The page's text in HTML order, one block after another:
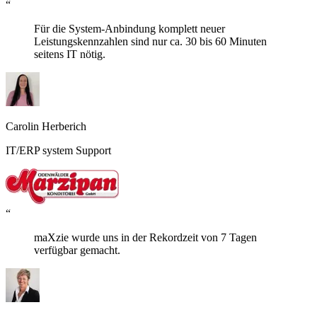
“
Für die System-Anbindung komplett neuer
Leistungskennzahlen sind nur ca. 30 bis 60 Minuten
seitens IT nötig.
Carolin Herberich
IT/ERP system Support
“
maXzie wurde uns in der Rekordzeit von 7 Tagen
verfügbar gemacht.